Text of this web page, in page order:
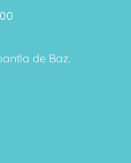
de Baz.